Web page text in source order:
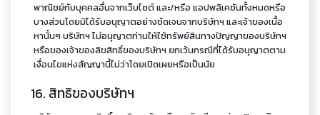
พาณิชย์กับบุคคลอื่นจากเว็บไซต์ และ/หรือ แอปพลิเคชันทั้งหมดหรือ
บางส่วนโดยมิได้รับอนุญาตอย่างชัดเจนจากบริษัทฯ และเจ้าของเนื้อ
หานั้นๆ บริษัทฯ ไม่อนุญาตท่านให้ใช้ทรัพย์สินทางปัญญาของบริษัทฯ
หรือของเจ้าของลิขสิทธิ์ของบริษัทฯ ยกเว้นกรณีที่ได้รับอนุญาตตาม
เงื่อนไขแห่งสัญญานี้ไม่ว่าโดยเปิดเผยหรือเป็นนัย
16. สิทธิของบริษัทฯ